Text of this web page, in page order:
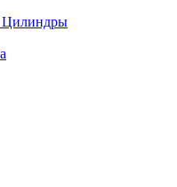
Цилиндры